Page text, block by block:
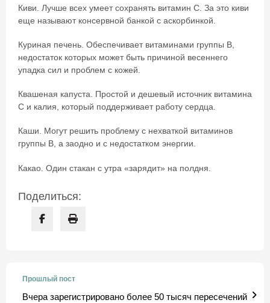
Киви. Лучше всех умеет сохранять витамин С. За это киви
еще называют консервной банкой с аскорбинкой.
Куриная печень. Обеспечивает витаминами группы В,
недостаток которых может быть причиной весеннего
упадка сил и проблем с кожей.
Квашеная капуста. Простой и дешевый источник витамина
С и калия, который поддерживает работу сердца.
Каши. Могут решить проблему с нехваткой витаминов
группы В, а заодно и с недостатком энергии.
Какао. Один стакан с утра «зарядит» на полдня.
Поделиться:
Прошлый пост
Вчера зарегистрировано более 50 тысяч пересечений